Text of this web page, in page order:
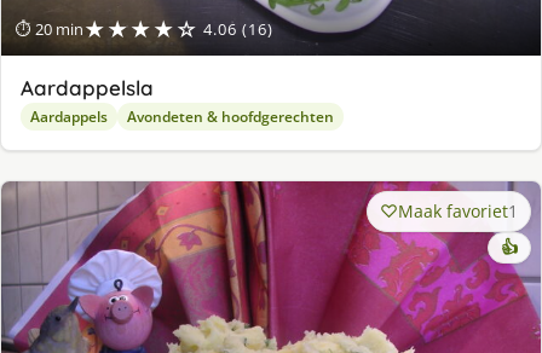
⏱ 20 min★★★★☆ 4.06 (16)
Aardappelsla
Aardappels Avondeten & hoofdgerechten
Maak favoriet1
👍